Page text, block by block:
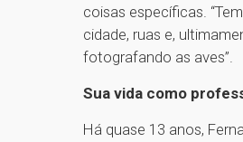
coisas específicas.
cidade, ruas e,
fotografando as aves”.
Sua vida como
Há quase 13 anos,